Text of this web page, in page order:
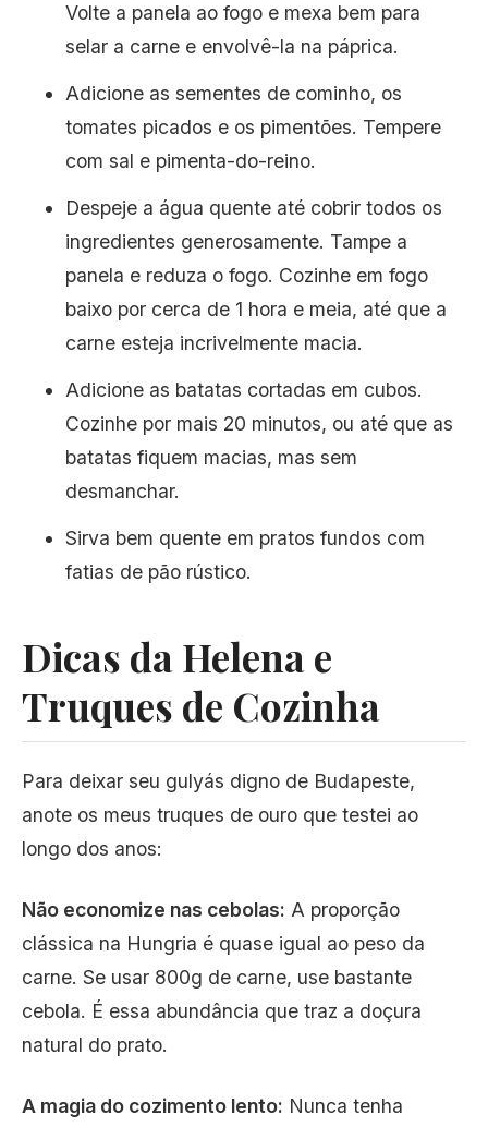
Volte a panela ao fogo e mexa bem para
selar a carne e envolvê-la na páprica.
Adicione as sementes de cominho, os
tomates picados e os pimentões. Tempere
com sal e pimenta-do-reino.
Despeje a água quente até cobrir todos os
ingredientes generosamente. Tampe a
panela e reduza o fogo. Cozinhe em fogo
baixo por cerca de 1 hora e meia, até que a
carne esteja incrivelmente macia.
Adicione as batatas cortadas em cubos.
Cozinhe por mais 20 minutos, ou até que as
batatas fiquem macias, mas sem
desmanchar.
Sirva bem quente em pratos fundos com
fatias de pão rústico.
Dicas da Helena e
Truques de Cozinha
Para deixar seu gulyás digno de Budapeste,
anote os meus truques de ouro que testei ao
longo dos anos:
Não economize nas cebolas: A proporção
clássica na Hungria é quase igual ao peso da
carne. Se usar 800g de carne, use bastante
cebola. É essa abundância que traz a doçura
natural do prato.
A magia do cozimento lento: Nunca tenha